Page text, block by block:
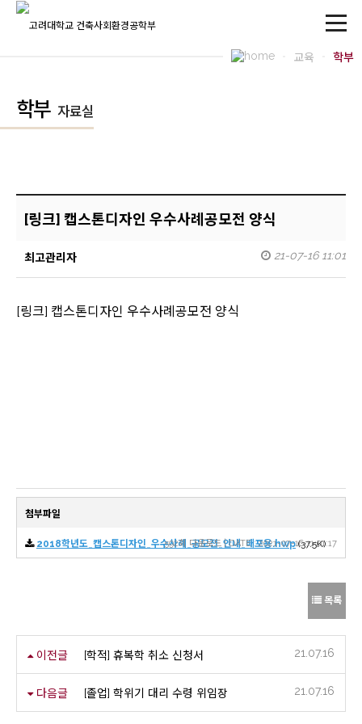
교육 학부
학부 자료실
[링크] 캡스톤디자인 우수사례공모전 양식
최고관리자 21-07-16 11:01
[링크] 캡스톤디자인 우수사례공모전 양식
첨부파일
2018학년도_캡스톤디자인_우수사례_공모전_안내_배포용.hwp(37.5K)
592회 다운로드 | DATE : 2021-07-16 11:01:17
목록
이전글 [학적] 휴복학 취소 신청서 21.07.16
다음글 [졸업] 학위기 대리 수령 위임장 21.07.16